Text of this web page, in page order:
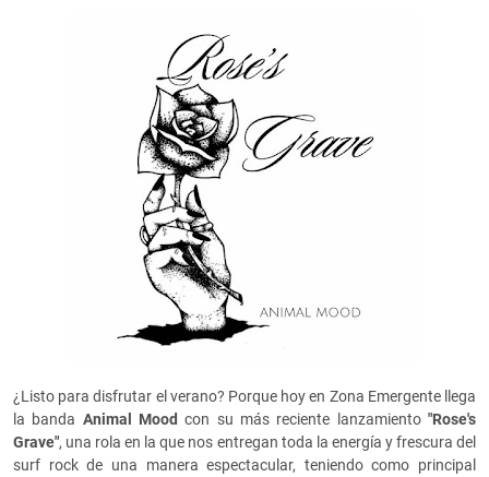
¿Listo para disfrutar el verano? Porque hoy en Zona Emergente llega
la banda Animal Mood con su más reciente lanzamiento"Rose's
Grave", una rola en la que nos entregan toda la energía y frescura del
surf rock de una manera espectacular, teniendo como principal